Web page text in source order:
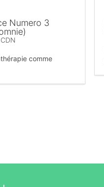
Numero 3
comme